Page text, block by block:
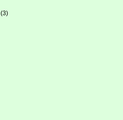
(3)